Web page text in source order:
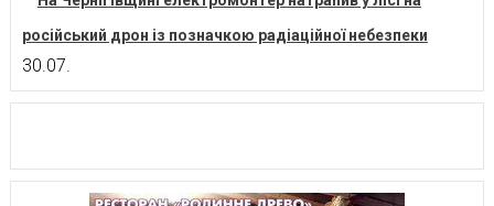
російський дрон із позначкою радіаційної небезпеки
30.07.